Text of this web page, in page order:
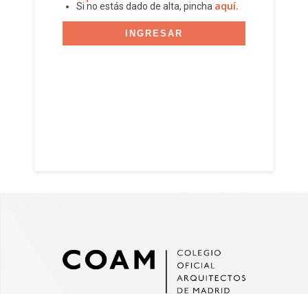
Si no estás dado de alta, pincha aquí.